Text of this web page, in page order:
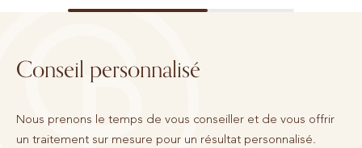
Conseil personnalisé
Nous prenons le temps de vous conseiller et de vous offrir
un traitement sur mesure pour un résultat personnalisé.